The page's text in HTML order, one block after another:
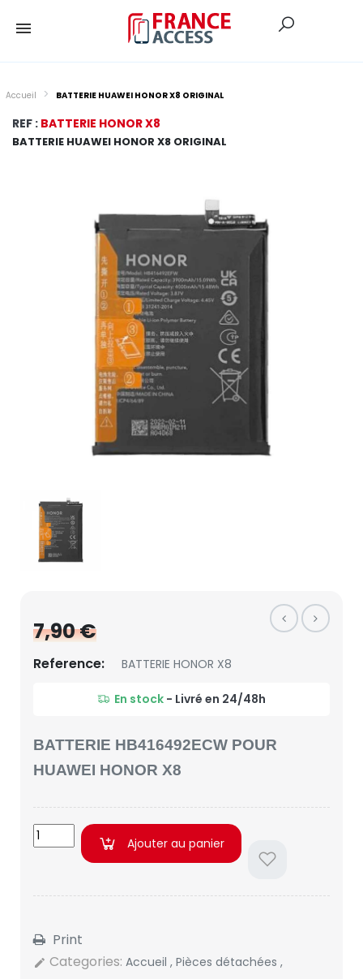
Accueil BATTERIE HUAWEI HONOR X8 ORIGINAL
REF : BATTERIE HONOR X8
BATTERIE HUAWEI HONOR X8 ORIGINAL
7,90 €
Reference: BATTERIE HONOR X8
En stock - Livré en 24/48h
BATTERIE HB416492ECW POUR
HUAWEI HONOR X8
Ajouter au panier
Print
edit Categories: Accueil , Pièces détachées ,